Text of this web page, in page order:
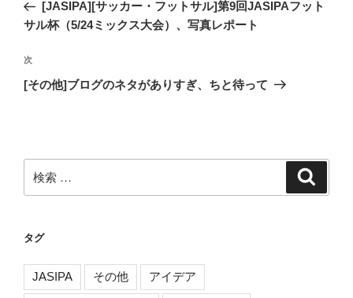
ナ
ゲ
ー
の
稿
[JASIPA][サッカー・フットサル]第9回JASIPAフット
サル杯（5/24ミックス大会）、写真レポート
次
の
次
[その他]ブログのネタがありすぎ、ちと待って
索:
タグ
JASIPA その他 アイデア